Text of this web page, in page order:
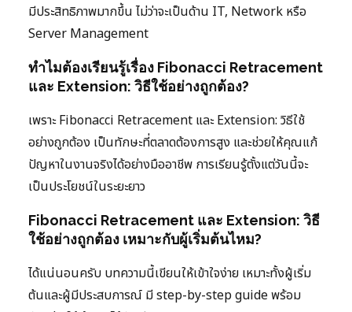
มีประสิทธิภาพมากขึ้น ไม่ว่าจะเป็นด้าน IT, Network หรือ
Server Management
ทำไมต้องเรียนรู้เรื่อง Fibonacci Retracement
และ Extension: วิธีใช้อย่างถูกต้อง?
เพราะ Fibonacci Retracement และ Extension: วิธีใช้
อย่างถูกต้อง เป็นทักษะที่ตลาดต้องการสูง และช่วยให้คุณแก้
ปัญหาในงานจริงได้อย่างมืออาชีพ การเรียนรู้ตั้งแต่วันนี้จะ
เป็นประโยชน์ในระยะยาว
Fibonacci Retracement และ Extension: วิธี
ใช้อย่างถูกต้อง เหมาะกับผู้เริ่มต้นไหม?
ได้แน่นอนครับ บทความนี้เขียนให้เข้าใจง่าย เหมาะทั้งผู้เริ่ม
ต้นและผู้มีประสบการณ์ มี step-by-step guide พร้อม